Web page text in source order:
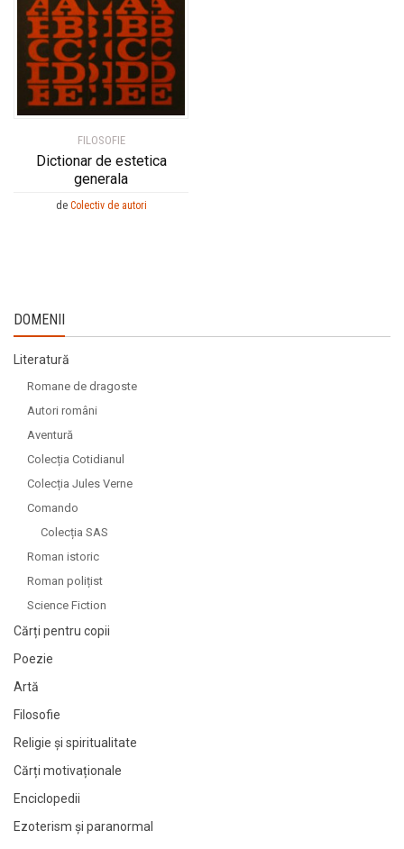
FILOSOFIE
Dictionar de estetica
generala
de Colectiv de autori
DOMENII
Literatură
Romane de dragoste
Autori români
Aventură
Colecția Cotidianul
Colecția Jules Verne
Comando
Colecția SAS
Roman istoric
Roman polițist
Science Fiction
Cărți pentru copii
Poezie
Artă
Filosofie
Religie și spiritualitate
Cărți motivaționale
Enciclopedii
Ezoterism și paranormal